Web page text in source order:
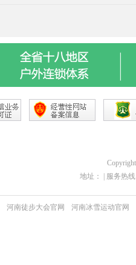
地址： | 服务热线
河南徒步大会官网 河南冰雪运动官网